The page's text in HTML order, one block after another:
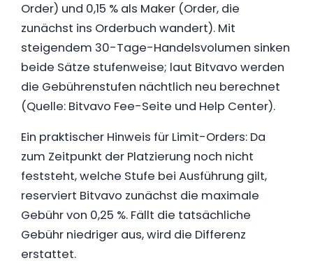
Order) und 0,15 % als Maker (Order, die
zunächst ins Orderbuch wandert). Mit
steigendem 30-Tage-Handelsvolumen sinken
beide Sätze stufenweise; laut Bitvavo werden
die Gebührenstufen nächtlich neu berechnet
(Quelle: Bitvavo Fee-Seite und Help Center).
Ein praktischer Hinweis für Limit-Orders: Da
zum Zeitpunkt der Platzierung noch nicht
feststeht, welche Stufe bei Ausführung gilt,
reserviert Bitvavo zunächst die maximale
Gebühr von 0,25 %. Fällt die tatsächliche
Gebühr niedriger aus, wird die Differenz
erstattet.